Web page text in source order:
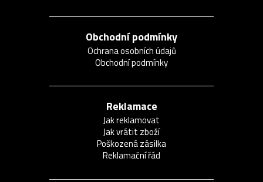
Obchodní podmínky
Ochrana osobních údajů
Obchodní podmínky
Reklamace
Jak reklamovat
Jak vrátit zboží
Poškozená zásilka
Reklamační řád